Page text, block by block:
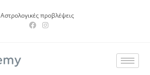
Αστρολογικές προβλέψεις